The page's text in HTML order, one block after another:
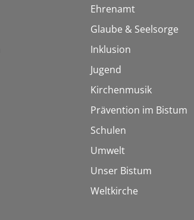
Ehrenamt
Glaube & Seelsorge
Inklusion
Jugend
Kirchenmusik
Prävention im Bistum
Schulen
Umwelt
Unser Bistum
Weltkirche